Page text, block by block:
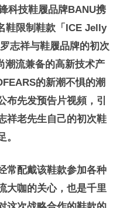
科技鞋履品牌BANU携
鞋限制鞋款「ICE Jelly
志祥与鞋履品牌的初次
潮流兼备的高新技术产
的新潮不惧的潮
布先发预告片视頻，引
祥老先生自己的初次鞋
。
常配戴该鞋款参加各种
大咖的关心，也是千里